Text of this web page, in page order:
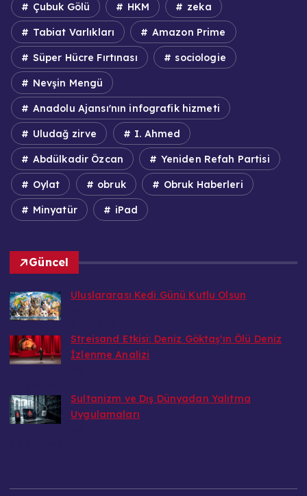
Çubuk Gölü HKM zeka
Tabiat Varlıkları Amazon Prime
Süper Hücre Fırtınası sociologie
Nevşin Mengü
Anadolu Ajansı'nın infografik hizmeti
Uludağ zirve I. Ahmed
Abdülkadir Özcan Yeniden Refah Partisi
Oylat obruk Obruk Haberleri
Minyatür iPad
Güncel
Uluslararası Kedi Günü Kutlu Olsun
Streisand Etkisi: Deniz Göktaş'ın Ölü Deniz
İzlenme Analizi
Sultanizm ve Dış Dünyadan Yalıtma
Uygulamaları